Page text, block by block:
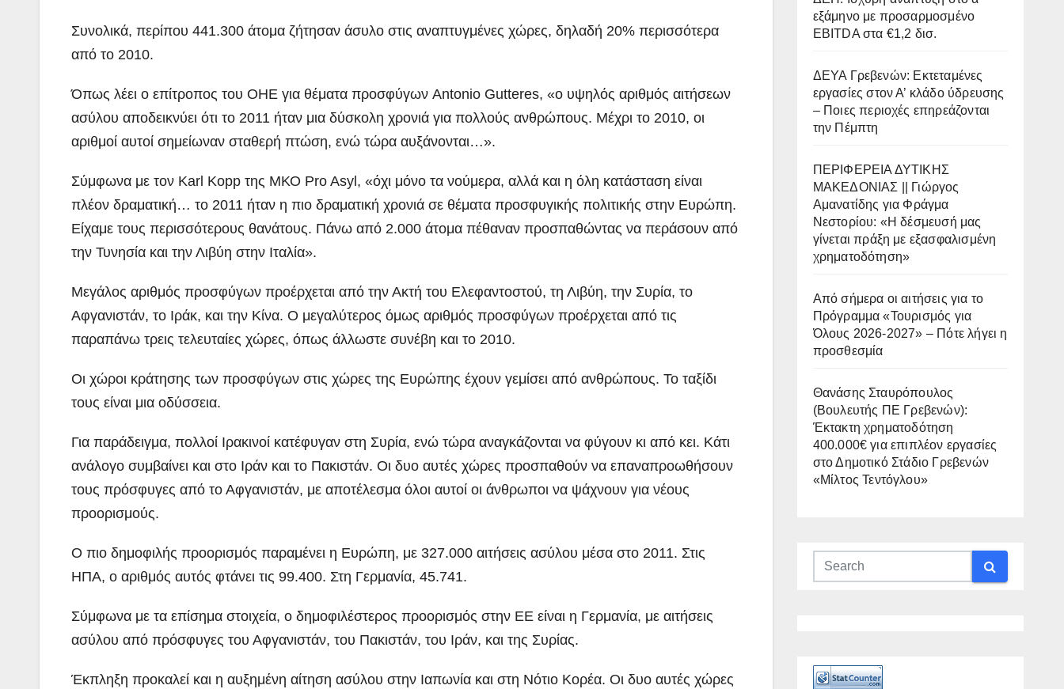
Συνολικά, περίπου 441.300 άτομα ζήτησαν άσυλο στις αναπτυγμένες χώρες, δηλαδή 20% περισσότερα
από το 2010.
Όπως λέει ο επίτροπος του ΟΗΕ για θέματα προσφύγων Antonio Gutteres, «ο υψηλός αριθμός αιτήσεων
ασύλου αποδεικνύει ότι το 2011 ήταν μια δύσκολη χρονιά για πολλούς ανθρώπους. Μέχρι το 2010, οι
αριθμοί αυτοί σημείωναν σταθερή πτώση, ενώ τώρα αυξάνονται…».
Σύμφωνα με τον Karl Kopp της ΜΚΟ Pro Asyl, «όχι μόνο τα νούμερα, αλλά και η όλη κατάσταση είναι
πλέον δραματική… το 2011 ήταν η πιο δραματική χρονιά σε θέματα προσφυγικής πολιτικής στην Ευρώπη.
Είχαμε τους περισσότερους θανάτους. Πάνω από 2.000 άτομα πέθαναν προσπαθώντας να περάσουν από
την Τυνησία και την Λιβύη στην Ιταλία».
Μεγάλος αριθμός προσφύγων προέρχεται από την Ακτή του Ελεφαντοστού, τη Λιβύη, την Συρία, το
Αφγανιστάν, το Ιράκ, και την Κίνα. Ο μεγαλύτερος όμως αριθμός προσφύγων προέρχεται από τις
παραπάνω τρεις τελευταίες χώρες, όπως άλλωστε συνέβη και το 2010.
Οι χώροι κράτησης των προσφύγων στις χώρες της Ευρώπης έχουν γεμίσει από ανθρώπους. Το ταξίδι
τους είναι μια οδύσσεια.
Για παράδειγμα, πολλοί Ιρακινοί κατέφυγαν στη Συρία, ενώ τώρα αναγκάζονται να φύγουν κι από κει. Κάτι
ανάλογο συμβαίνει και στο Ιράν και το Πακιστάν. Οι δυο αυτές χώρες προσπαθούν να επαναπροωθήσουν
τους πρόσφυγες από το Αφγανιστάν, με αποτέλεσμα όλοι αυτοί οι άνθρωποι να ψάχνουν για νέους
προορισμούς.
Ο πιο δημοφιλής προορισμός παραμένει η Ευρώπη, με 327.000 αιτήσεις ασύλου μέσα στο 2011. Στις
ΗΠΑ, ο αριθμός αυτός φτάνει τις 99.400. Στη Γερμανία, 45.741.
Σύμφωνα με τα επίσημα στοιχεία, ο δημοφιλέστερος προορισμός στην ΕΕ είναι η Γερμανία, με αιτήσεις
ασύλου από πρόσφυγες του Αφγανιστάν, του Πακιστάν, του Ιράν, και της Συρίας.
Έκπληξη προκαλεί και η αυξημένη αίτηση ασύλου στην Ιαπωνία και στη Νότιο Κορέα. Οι δυο αυτές χώρες
εξάμηνο με προσαρμοσμένο
EBITDA στα €1,2 δισ.
ΔΕΥΑ Γρεβενών: Εκτεταμένες
εργασίες στον Α’ κλάδο ύδρευσης
– Ποιες περιοχές επηρεάζονται
την Πέμπτη
ΠΕΡΙΦΕΡΕΙΑ ΔΥΤΙΚΗΣ
ΜΑΚΕΔΟΝΙΑΣ || Γιώργος
Αμανατίδης για Φράγμα
Νεστορίου: «Η δέσμευσή μας
γίνεται πράξη με εξασφαλισμένη
χρηματοδότηση»
Από σήμερα οι αιτήσεις για το
Πρόγραμμα «Τουρισμός για
Όλους 2026-2027» – Πότε λήγει η
προσθεσμία
Θανάσης Σταυρόπουλος
(Βουλευτής ΠΕ Γρεβενών):
Έκτακτη χρηματοδότηση
400.000€ για επιπλέον εργασίες
στο Δημοτικό Στάδιο Γρεβενών
«Μίλτος Τεντόγλου»